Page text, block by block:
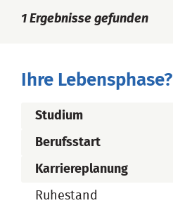
1 Ergebnisse gefunden
Ihre Lebensphase?
Studium
Berufsstart
Karriereplanung
Ruhestand